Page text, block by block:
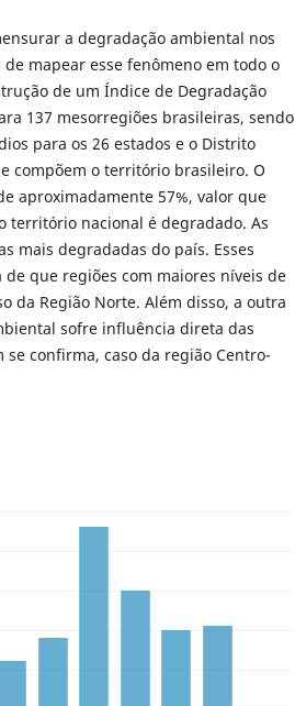
a degradação ambiental nos
mapear esse fenômeno em todo o
de um Índice de Degradação
137 mesorregiões brasileiras, sendo
para os 26 estados e o Distrito
compõem o território brasileiro. O
aproximadamente 57%, valor que
território nacional é degradado. As
mais degradadas do país. Esses
que regiões com maiores níveis de
da Região Norte. Além disso, a outra
sofre influência direta das
confirma, caso da região Centro-